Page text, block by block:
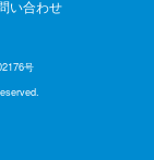
い合わせ
号